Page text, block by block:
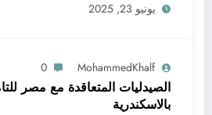
يونيو 23, 2025
MohammedKhalf
0
الصيدليات المتعاقدة مع مصر
بالاسكندرية